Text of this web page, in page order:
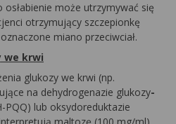
może utrzymywać się
otrzymujący szczepionkę
miano przeciwciał.
we krwi
glukozy we krwi (np.
na dehydrogenazie glukozy-
PQQ) lub oksydoreduktazie